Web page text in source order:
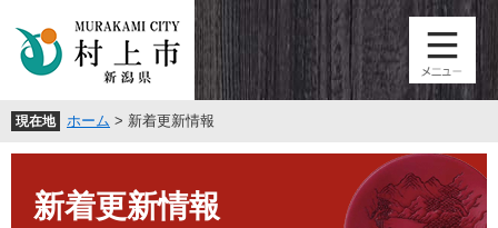
頭
で
飛
ば
現在地 ホーム > 新着更新情報
新着更新情報